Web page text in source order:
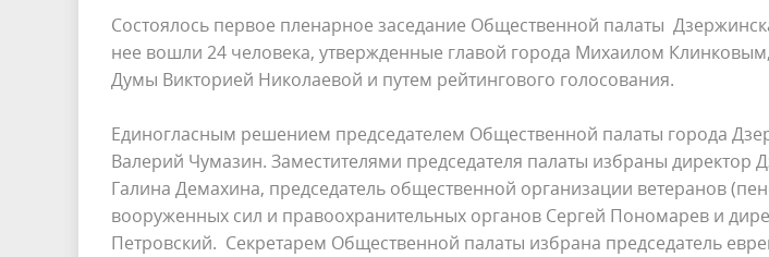
Состоялось первое пленарное заседание Общественной палаты
нее вошли 24 человека, утвержденные главой города Михаилом
Думы Викторией Николаевой и путем рейтингового голосования.
Единогласным решением председателем Общественной палаты города
Валерий Чумазин. Заместителями председателя палаты избраны директор
Галина Демахина, председатель общественной организации ветеранов
вооруженных сил и правоохранительных органов Сергей Пономарев и
Петровский. Секретарем Общественной палаты избрана председатель